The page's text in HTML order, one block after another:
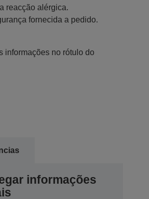
reacção alérgica.
fornecida a pedido.
informações no rótulo do
informações